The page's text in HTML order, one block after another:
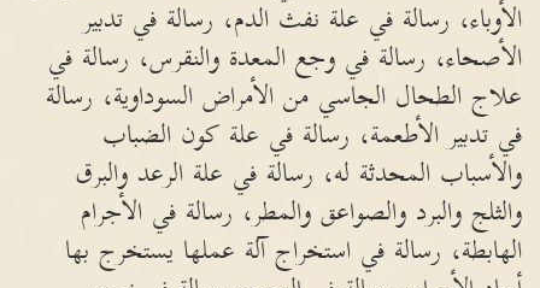
الأوباء، رسالة في علة نفث الدم، رسالة في تدبير
الأصحاء، رسالة في وجع المعدة والنقرس، رسالة في
علاج الطحال الجاسي من الأمراض السوداوية، رسالة
في تدبير الأطعمة، رسالة في علة كون الضباب
والأسباب المحدثة له، رسالة في علة الرعد والبرق
والثلج والبرد والصواعق والمطر، رسالة في الأجرام
الهابطة، رسالة في استخراج آلة عملها يستخرج بها